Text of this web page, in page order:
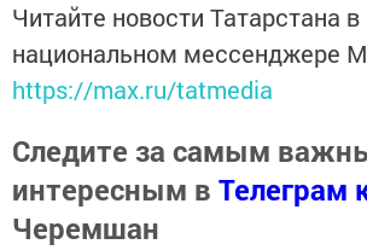
Читайте новости Татарстана в
национальном мессенджере
https://max.ru/tatmedia
Следите за самым
интересным в Телеграм
Черемшан